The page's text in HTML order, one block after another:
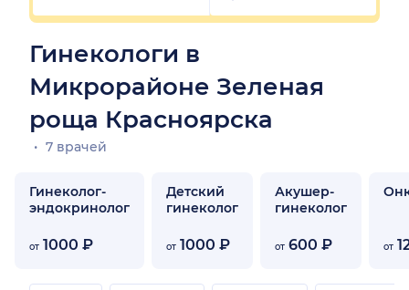
Гинекологи в
Микрорайоне Зеленая
роща Красноярска
7 врачей
Гинеколог-
эндокринолог
от 1000 ₽
Детский
гинеколог
от 1000 ₽
Акушер-
гинеколог
от 600 ₽ от